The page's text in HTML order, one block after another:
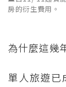
房的衍生費用。
為什麼這幾
單人旅遊已